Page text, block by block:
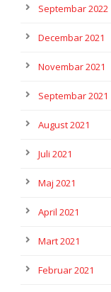
Septembar 2022
Decembar 2021
Novembar 2021
Septembar 2021
August 2021
Juli 2021
Maj 2021
April 2021
Mart 2021
Februar 2021